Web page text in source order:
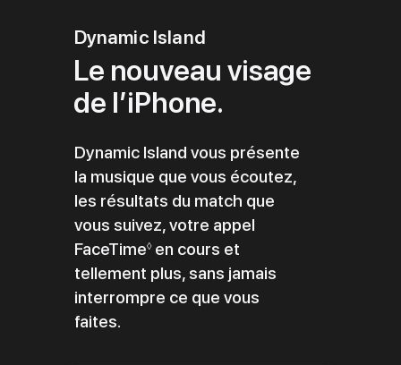
Dynamic Island
Le nouveau visage
de l’iPhone.
Dynamic Island vous présente
la musique que vous écoutez,
les résultats du match que
vous suivez, votre appel
FaceTime◊ Renvoi
aux
mentions
en cours et
tellement plus, sans jamais
interrompre ce que vous
faites.